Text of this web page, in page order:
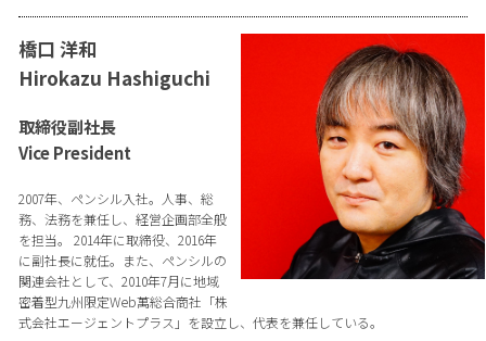
橋口 洋和
Hirokazu Hashiguchi
取締役副社長
Vice President
2007年、ペンシル入社。人事、総
務、法務を兼任し、経営企画部全般
を担当。 2014年に取締役、2016年
に副社長に就任。また、ペンシルの
関連会社として、2010年7月に地域
密着型九州限定Web萬総合商社「株
式会社エージェントプラス」を設立し、代表を兼任している。